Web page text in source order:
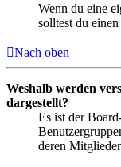
Wenn du eine
solltest du
Nach oben
Weshalb werden
dargestellt?
Es ist der
deren